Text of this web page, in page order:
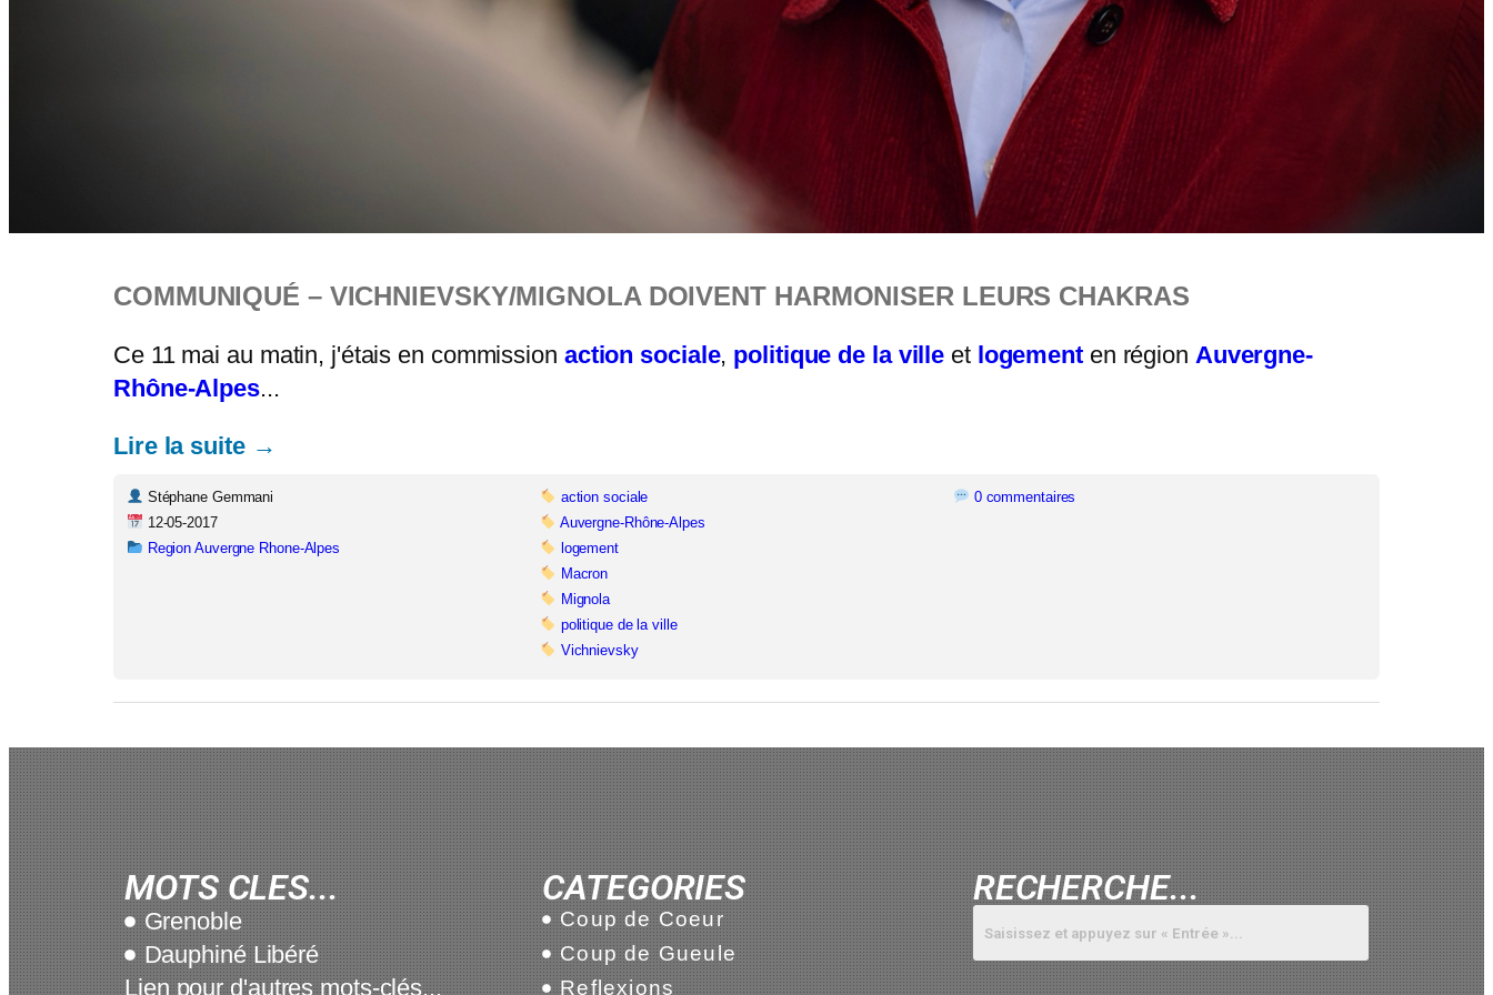
COMMUNIQUÉ – VICHNIEVSKY/MIGNOLA DOIVENT HARMONISER LEURS CHAKRAS
Ce 11 mai au matin, j'étais en commission action sociale, politique de la ville et logementen région Auvergne-
Rhône-Alpes...
Lire la suite →
Stéphane Gemmani
12-05-2017
Region Auvergne Rhone-Alpes
action sociale
Auvergne-Rhône-Alpes
logement
Macron
Mignola
politique de la ville
Vichnievsky
0 commentaires
MOTS CLES...
Grenoble
Dauphiné Libéré
Lien pour d'autres mots-clés...
CATEGORIES
Coup de Coeur
Coup de Gueule
Reflexions
RECHERCHE...